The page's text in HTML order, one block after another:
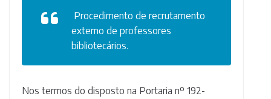
Procedimento de recrutamento
externo de professores
bibliotecários.
Nos termos do disposto na Portaria nº 192-